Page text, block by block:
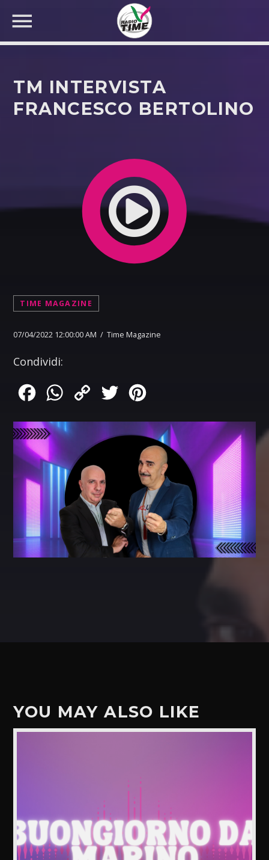
TM INTERVISTA
FRANCESCO BERTOLINO
TIME MAGAZINE
07/04/2022 12:00:00 AM / Time Magazine
Condividi:
FacebookWhatsApp
Copy
Twitter
YOU MAY ALSO LIKE